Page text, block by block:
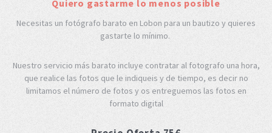
Quiero gastarme lo menos posible
Necesitas un fotógrafo barato en Lobon para un bautizo y quieres
gastarte lo mínimo.
Nuestro servicio más barato incluye contratar al fotografo una hora,
que realice las fotos que le indiqueis y de tiempo, es decir no
limitamos el número de fotos y os entreguemos las fotos en
formato digital